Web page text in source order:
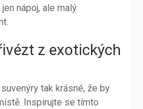
nápoj, ale malý
z exotických
tak krásné, že by
Inspirujte se tímto